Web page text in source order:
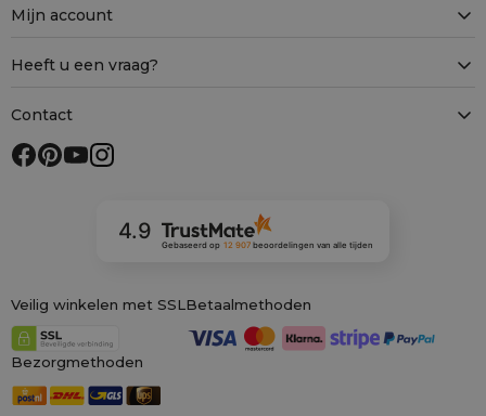
Mijn account
Heeft u een vraag?
Contact
4.9
Gebaseerd op 12 907beoordelingen van alle tijden
Veilig winkelen met SSL Betaalmethoden
Bezorgmethoden